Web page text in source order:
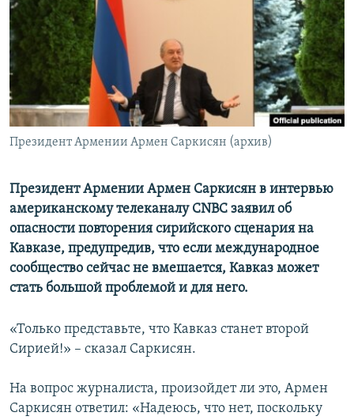
English
Русский
Все сайты Радио Азатутюн
Президент Армении Армен Саркисян (архив)
Президент Армении Армен Саркисян в интервью
американскому телеканалу CNBC заявил об
опасности повторения сирийского сценария на
Кавказе, предупредив, что если международное
сообщество сейчас не вмешается, Кавказ может
стать большой проблемой и для него.
«Только представьте, что Кавказ станет второй
Сирией!» – сказал Саркисян.
На вопрос журналиста, произойдет ли это, Армен
Саркисян ответил: «Надеюсь, что нет, поскольку